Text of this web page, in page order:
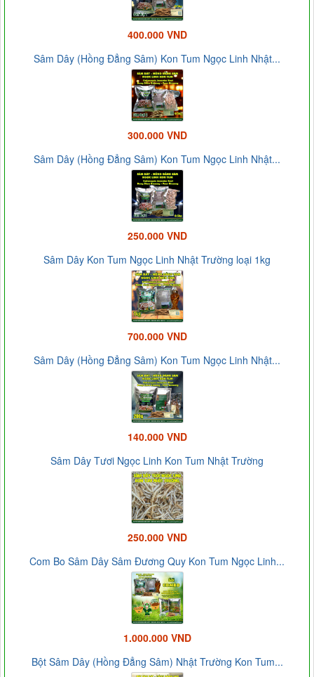
400.000 VND
Sâm Dây (Hồng Đẳng Sâm) Kon Tum Ngọc Linh Nhật...
300.000 VND
Sâm Dây (Hồng Đẳng Sâm) Kon Tum Ngọc Linh Nhật...
250.000 VND
Sâm Dây Kon Tum Ngọc Linh Nhật Trường loại 1kg
700.000 VND
Sâm Dây (Hồng Đẳng Sâm) Kon Tum Ngọc Linh Nhật...
140.000 VND
Sâm Dây Tươi Ngọc Linh Kon Tum Nhật Trường
250.000 VND
Com Bo Sâm Dây Sâm Đương Quy Kon Tum Ngọc Linh...
1.000.000 VND
Bột Sâm Dây (Hồng Đẳng Sâm) Nhật Trường Kon Tum...